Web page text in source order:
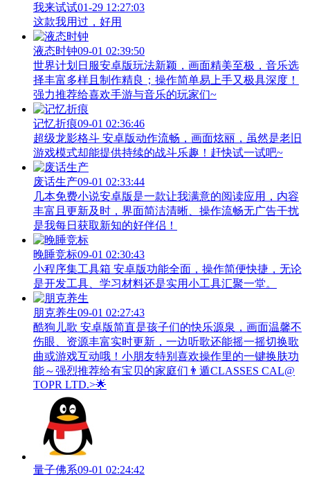
我来试试01-29 12:27:03
这款我用过，好用
液态时钟09-01 02:39:50
世界计划日服安卓版玩法新颖，画面精美至极，音乐选
择丰富多样且制作精良；操作简单易上手又极具深度！
强力推荐给喜欢手游与音乐的玩家们~
记忆折痕09-01 02:36:46
超级龙影格斗 安卓版动作流畅，画面炫丽，虽然是老旧
游戏模式却能提供持续的战斗乐趣！赶快试一试吧~
废话生产09-01 02:33:44
几本免费小说安卓版是一款让我满意的阅读应用，内容
丰富且更新及时，界面简洁清晰、操作流畅无广告干扰
是我每日获取新知的好伴侣！
晚睡竞标09-01 02:30:43
小程序集工具箱 安卓版功能全面，操作简便快捷，无论
是开发工具、学习材料还是实用小工具汇聚一堂。
朋克养生09-01 02:27:43
酷狗儿歌 安卓版简直是孩子们的快乐源泉，画面温馨不
伤眼、资源丰富实时更新，一边听歌还能摇一摇切换歌
曲或游戏互动哦！小朋友特别喜欢操作里的一键换肤功
能～强烈推荐给有宝贝的家庭们👨‍遁️CLASSES CAL@
TOPR LTD.>🌟
量子佛系09-01 02:24:42